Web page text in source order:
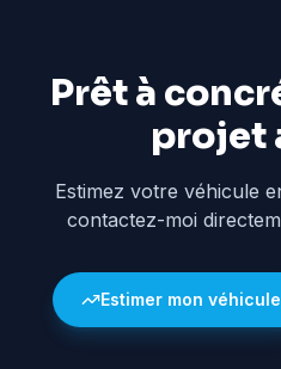
Prêt à
projet
Estimez votre véhicule
contactez-moi
Estimer mon véhicule